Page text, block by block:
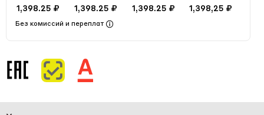
1,398.25 ₽ 1,398.25 ₽ 1,398.25 ₽ 1,398,25 ₽
Без комиссий и переплат